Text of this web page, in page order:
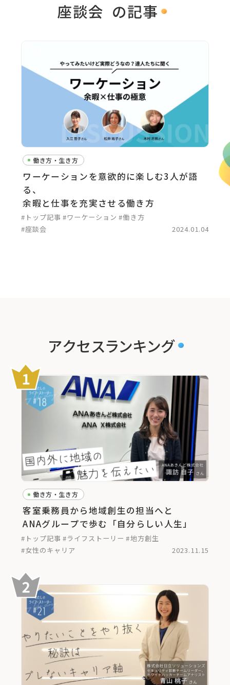
座談会 の記事
働き方・生き方
ワーケーションを意欲的に楽しむ3人が語
る、
余暇と仕事を充実させる働き方
#トップ記事 #ワーケーション #働き方
#座談会
2024.01.04
アクセスランキング
働き方・生き方
客室乗務員から地域創生の担当へと
ANAグループで歩む「自分らしい人生」
#トップ記事 #ライフストーリー #地方創生
#女性のキャリア
2023.11.15